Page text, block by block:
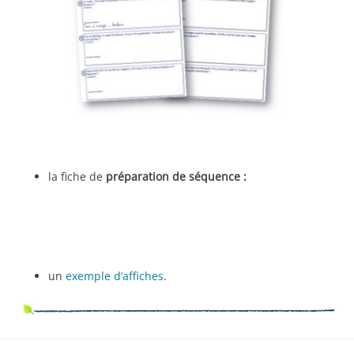
la fiche de préparation de séquence :
un exemple d’affiches.